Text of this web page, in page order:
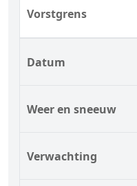
Vorstgrens
Datum
Weer en sneeuw
Verwachting